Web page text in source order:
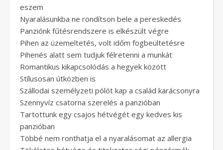
eszem
Nyaralásunkba ne rondítson bele a pereskedés
Panziónk fűtésrendszere is elkészült végre
Pihen az üzemeltetés, volt időm fogbeültetésre
Pihenés alatt sem tudjuk félretenni a munkát
Romantikus kikapcsolódás a hegyek között
Stílusosan útközben is
Szállodai személyzeti pólót kap a család karácsonyra
Szennyvíz csatorna szerelés a panzióban
Tartottunk egy csajos hétvégét egy kedves kis
panzióban
Többé nem ronthatja el a nyaralásomat az allergia